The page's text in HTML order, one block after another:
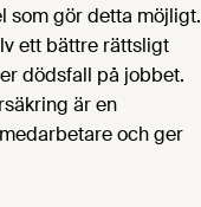
som gör detta möjligt.
ett bättre rättsligt
dödsfall på jobbet.
är en
och ger